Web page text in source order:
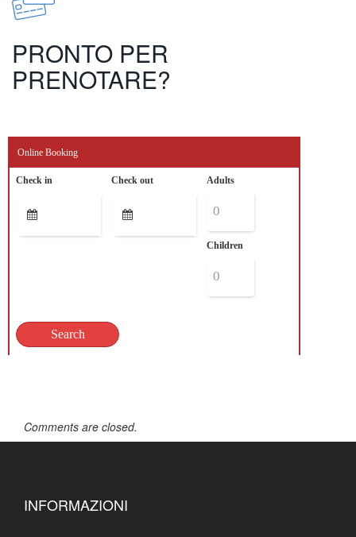
PRONTO PER
PRENOTARE?
Online Booking
Check in Check out Adults
Children
Comments are closed.
INFORMAZIONI